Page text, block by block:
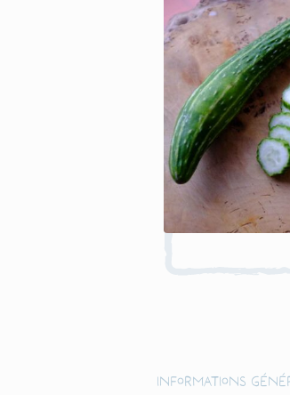
Informations